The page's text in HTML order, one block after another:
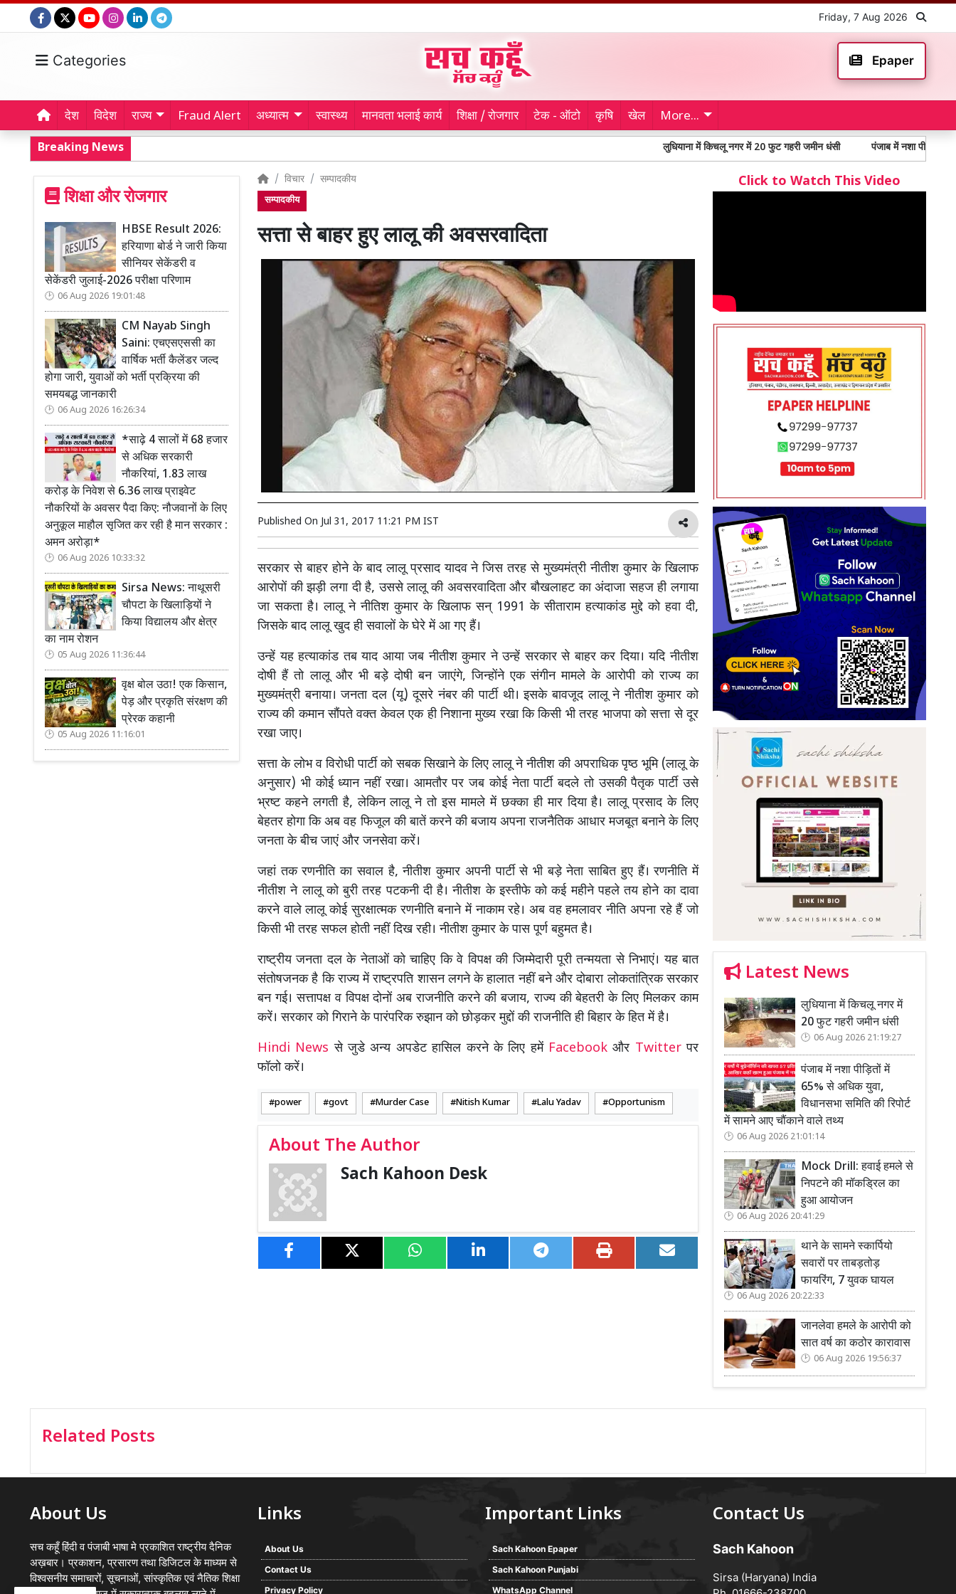
Friday, 7 Aug 2026
Categories Epaper
देश विदेश राज्य Fraud Alert अध्यात्म स्वास्थ्य मानवता भलाई कार्य शिक्षा / रोजगार टेक - ऑटो कृषि खेल More...
Breaking News लुधियाना में किचलू नगर में 20 फुट गहरी जमीन धंसी पंजाब में नशा पीड़ितों में 65% से
शिक्षा और रोजगार
HBSE Result 2026:
हरियाणा बोर्ड ने जारी किया
सीनियर सेकेंडरी व
सेकेंडरी जुलाई-2026 परीक्षा परिणाम
06 Aug 2026 19:01:48
CM Nayab Singh
Saini: एचएसएससी का
वार्षिक भर्ती कैलेंडर जल्द
होगा जारी, युवाओं को भर्ती प्रक्रिया की
समयबद्ध जानकारी
06 Aug 2026 16:26:34
*साढ़े 4 सालों में 68 हजार
से अधिक सरकारी
नौकरियां, 1.83 लाख
करोड़ के निवेश से 6.36 लाख प्राइवेट
नौकरियों के अवसर पैदा किए: नौजवानों के लिए
अनुकूल माहौल सृजित कर रही है मान सरकार :
अमन अरोड़ा*
06 Aug 2026 10:33:32
Sirsa News: नाथूसरी
चौपटा के खिलाड़ियों ने
किया विद्यालय और क्षेत्र
का नाम रोशन
05 Aug 2026 11:36:44
वृक्ष बोल उठा! एक किसान,
पेड़ और प्रकृति संरक्षण की
प्रेरक कहानी
05 Aug 2026 11:16:01
विचार सम्पादकीय
सम्पादकीय
सत्ता से बाहर हुए लालू की अवसरवादिता
Published On Jul 31, 2017 11:21 PM IST
सरकार से बाहर होने के बाद लालू प्रसाद यादव ने जिस तरह से मुख्यमंत्री नीतीश कुमार के खिलाफ
आरोपों की झड़ी लगा दी है, उससे लालू की अवसरवादिता और बौखलाहट का अंदाजा सहज ही लगाया
जा सकता है। लालू ने नीतिश कुमार के खिलाफ सन् 1991 के सीताराम हत्याकांड मुद्दे को हवा दी,
जिसके बाद लालू खुद ही सवालों के घेरे में आ गए हैं।
उन्हें यह हत्याकांड तब याद आया जब नीतीश कुमार ने उन्हें सरकार से बाहर कर दिया। यदि नीतीश
दोषी हैं तो लालू और भी बड़े दोषी बन जाएंगे, जिन्होंने एक संगीन मामले के आरोपी को राज्य का
मुख्यमंत्री बनाया। जनता दल (यू) दूसरे नंबर की पार्टी थी। इसके बावजूद लालू ने नीतीश कुमार को
राज्य की कमान सौंपते वक्त केवल एक ही निशाना मुख्य रखा कि किसी भी तरह भाजपा को सत्ता से दूर
रखा जाए।
सत्ता के लोभ व विरोधी पार्टी को सबक सिखाने के लिए लालू ने नीतीश की अपराधिक पृष्ठ भूमि (लालू के
अनुसार) भी कोई ध्यान नहीं रखा। आमतौर पर जब कोई नेता पार्टी बदले तो उसकी पैतृक पार्टी उसे
भ्रष्ट कहने लगती है, लेकिन लालू ने तो इस मामले में छक्का ही मार दिया है। लालू प्रसाद के लिए
बेहतर होगा कि अब वह फिजूल की बातें करने की बजाय अपना राजनैतिक आधार मजबूत बनाने के लिए
जनता के बीच जाएं और जनसेवा करें।
जहां तक रणनीति का सवाल है, नीतीश कुमार अपनी पार्टी से भी बड़े नेता साबित हुए हैं। रणनीति में
नीतीश ने लालू को बुरी तरह पटकनी दी है। नीतीश के इस्तीफे को कई महीने पहले तय होने का दावा
करने वाले लालू कोई सुरक्षात्मक रणनीति बनाने में नाकाम रहे। अब वह हमलावर नीति अपना रहे हैं जो
किसी भी तरह सफल होती नहीं दिख रही। नीतीश कुमार के पास पूर्ण बहुमत है।
राष्ट्रीय जनता दल के नेताओं को चाहिए कि वे विपक्ष की जिम्मेदारी पूरी तन्मयता से निभाएं। यह बात
संतोषजनक है कि राज्य में राष्ट्रपति शासन लगने के हालात नहीं बने और दोबारा लोकतांत्रिक सरकार
बन गई। सत्तापक्ष व विपक्ष दोनों अब राजनीति करने की बजाय, राज्य की बेहतरी के लिए मिलकर काम
करें। सरकार को गिराने के पारंपरिक रुझान को छोड़कर मुद्दों की राजनीति ही बिहार के हित में है।
Hindi Newsसे जुडे अन्य अपडेट हासिल करने के लिए हमें Facebookऔर Twitterपर
फॉलो करें।
power govt Murder Case Nitish Kumar Lalu Yadav Opportunism
About The Author
Sach Kahoon Desk
Click to Watch This Video
Latest News
लुधियाना में किचलू नगर में
20 फुट गहरी जमीन धंसी
06 Aug 2026 21:19:27
पंजाब में नशा पीड़ितों में
65% से अधिक युवा,
विधानसभा समिति की रिपोर्ट
में सामने आए चौंकाने वाले तथ्य
06 Aug 2026 21:01:14
Mock Drill: हवाई हमले से
निपटने की मॉकड्रिल का
हुआ आयोजन
06 Aug 2026 20:41:29
थाने के सामने स्कार्पियो
सवारों पर ताबड़तोड़
फायरिंग, 7 युवक घायल
06 Aug 2026 20:22:33
जानलेवा हमले के आरोपी को
सात वर्ष का कठोर कारावास
06 Aug 2026 19:56:37
Related Posts
About Us
सच कहूँ हिंदी व पंजाबी भाषा मे प्रकाशित राष्ट्रीय दैनिक
अख़बार। प्रकाशन, प्रसारण तथा डिजिटल के माध्यम से
विश्वसनीय समाचारों, सूचनाओं, सांस्कृतिक एवं नैतिक शिक्षा
Links
About Us
Contact Us
Privacy Policy
Important Links
Sach Kahoon Epaper
Sach Kahoon Punjabi
WhatsApp Channel
Contact Us
Sach Kahoon
Sirsa (Haryana) India